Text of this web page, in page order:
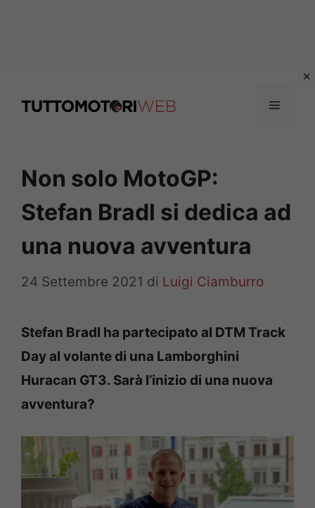
Menu
Non solo MotoGP:
Stefan Bradl si dedica ad
una nuova avventura
24 Settembre 2021 di Luigi Ciamburro
Stefan Bradl ha partecipato al DTM Track
Day al volante di una Lamborghini
Huracan GT3. Sarà l’inizio di una nuova
avventura?